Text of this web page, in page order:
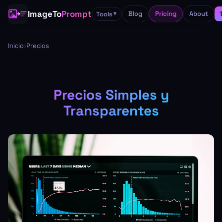
ImageToPrompt Tools▼ Blog Pricing About
Inicio›Precios
Precios Simples y
Transparentes